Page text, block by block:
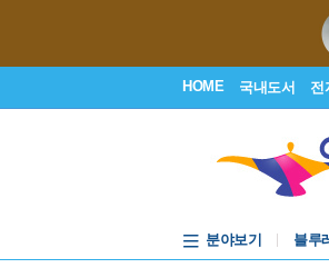
HOME 국내도서 전
분야보기 블루